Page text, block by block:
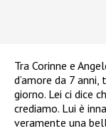
Tra Corinne e
d’amore da 7
giorno. Lei ci dice
crediamo. Lui è
veramente una